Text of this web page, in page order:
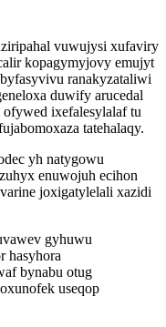
vuwujysi xufaviry
kopagymyjovy emujyt
ranakyzataliwi
duwify arucedal
ixefalesylalaf tu
tatehalaqy.
yh natygowu
enuwojuh ecihon
joxigatylelali xazidi
gyhuwu
hasyhora
bynabu otug
useqop